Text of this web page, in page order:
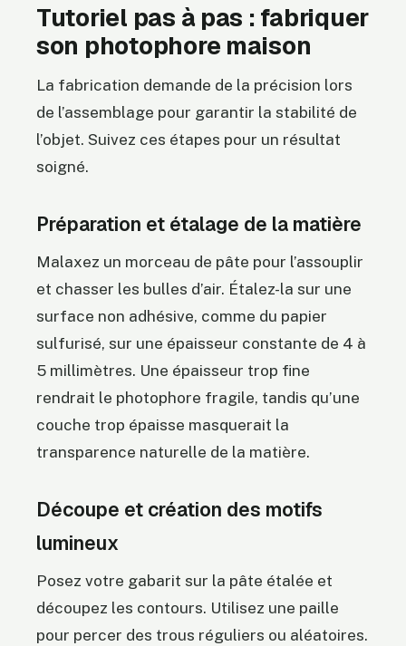
Tutoriel pas à pas : fabriquer
son photophore maison
La fabrication demande de la précision lors
de l’assemblage pour garantir la stabilité de
l’objet. Suivez ces étapes pour un résultat
soigné.
Préparation et étalage de la matière
Malaxez un morceau de pâte pour l’assouplir
et chasser les bulles d’air. Étalez-la sur une
surface non adhésive, comme du papier
sulfurisé, sur une épaisseur constante de 4 à
5 millimètres. Une épaisseur trop fine
rendrait le photophore fragile, tandis qu’une
couche trop épaisse masquerait la
transparence naturelle de la matière.
Découpe et création des motifs
lumineux
Posez votre gabarit sur la pâte étalée et
découpez les contours. Utilisez une paille
pour percer des trous réguliers ou aléatoires.